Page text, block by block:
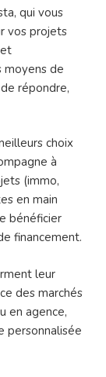
qui vous
vos projets
moyens de
répondre,
choix
à
(immo,
en main
bénéficier
financement.
leur
des marchés
en agence,
personnalisée